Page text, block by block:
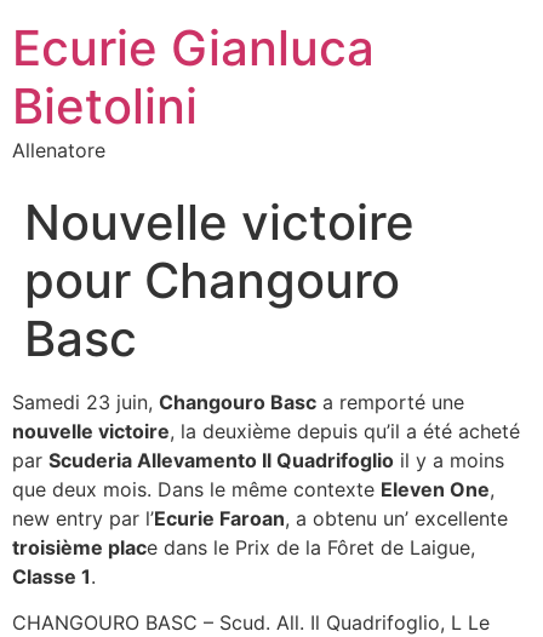
Ecurie Gianluca
Bietolini
Allenatore
Nouvelle victoire
pour Changouro
Basc
Samedi 23 juin, Changouro Basc a remporté une
nouvelle victoire, la deuxième depuis qu’il a été acheté
par Scuderia Allevamento Il Quadrifoglio il y a moins
que deux mois. Dans le même contexte Eleven One,
new entry par l’Ecurie Faroan, a obtenu un’ excellente
troisième place dans le Prix de la Fôret de Laigue,
Classe 1.
CHANGOURO BASC – Scud. All. Il Quadrifoglio, L Le